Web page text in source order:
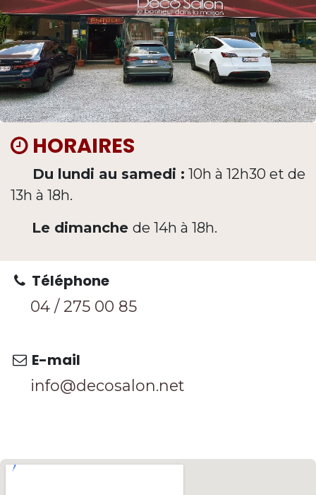
HORAIRES
Du lundi au samedi : 10h à 12h30 et de
13h à 18h.
Le dimanche de 14h à 18h.
Téléphone
04 / 275 00 85
E-mail
info@decosalon.net